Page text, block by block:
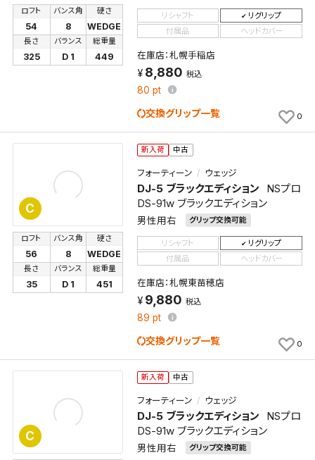
ロフト
54
バンス角
8
硬さ
WEDGE
長さ
325
バランス
D 1
総重量
449
リシャフト
リグリップ
付属品
ヘッドカバー
在庫店：札幌手稲店
8,880 税込
80 pt
交換グリップ一覧 0
C
新入荷 中古
フォーティーン ウェッジ
DJ-5 ブラックエディション
NSプロ
DS-91w ブラックエディション
男性用右 グリップ交換可能
ロフト
56
バンス角
8
硬さ
WEDGE
長さ
35
バランス
D 1
総重量
451
リシャフト
リグリップ
付属品
ヘッドカバー
在庫店：札幌東苗穂店
9,880 税込
89 pt
交換グリップ一覧 0
C
新入荷 中古
フォーティーン ウェッジ
DJ-5 ブラックエディション
NSプロ
DS-91w ブラックエディション
男性用右 グリップ交換可能
検索条件を保存
この検索条件をマイページ内「保存検索条件一覧」に
検索条件